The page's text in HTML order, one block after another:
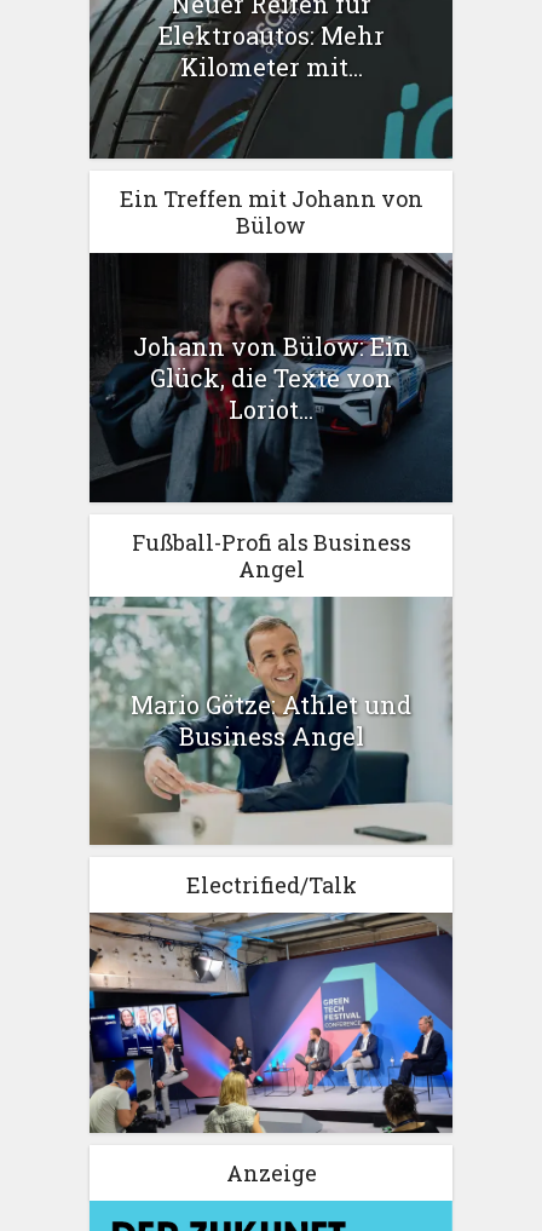
Elektroautos: Mehr
Kilometer mit...
Ein Treffen mit Johann von
Bülow
Johann von Bülow: Ein
Glück, die Texte von
Loriot...
Fußball-Profi als Business
Angel
Mario Götze: Athlet und
Business Angel
Electrified/Talk
Anzeige